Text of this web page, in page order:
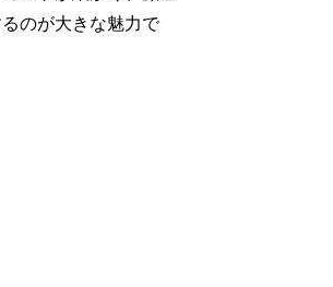
のが大きな魅力で